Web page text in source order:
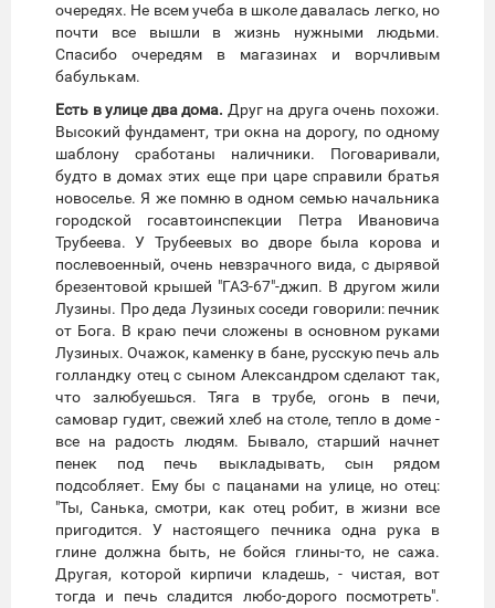
очередях. Не всем учеба в школе давалась легко, но
почти все вышли в жизнь нужными людьми.
Спасибо очередям в магазинах и ворчливым
бабулькам.
Есть в улице два дома. Друг на друга очень похожи.
Высокий фундамент, три окна на дорогу, по одному
шаблону сработаны наличники. Поговаривали,
будто в домах этих еще при царе справили братья
новоселье. Я же помню в одном семью начальника
городской госавтоинспекции Петра Ивановича
Трубеева. У Трубеевых во дворе была корова и
послевоенный, очень невзрачного вида, с дырявой
брезентовой крышей "ГАЗ-67"-джип. В другом жили
Лузины. Про деда Лузиных соседи говорили: печник
от Бога. В краю печи сложены в основном руками
Лузиных. Очажок, каменку в бане, русскую печь аль
голландку отец с сыном Александром сделают так,
что залюбуешься. Тяга в трубе, огонь в печи,
самовар гудит, свежий хлеб на столе, тепло в доме -
все на радость людям. Бывало, старший начнет
пенек под печь выкладывать, сын рядом
подсобляет. Ему бы с пацанами на улице, но отец:
"Ты, Санька, смотри, как отец робит, в жизни все
пригодится. У настоящего печника одна рука в
глине должна быть, не бойся глины-то, не сажа.
Другая, которой кирпичи кладешь, - чистая, вот
тогда и печь сладится любо-дорого посмотреть".